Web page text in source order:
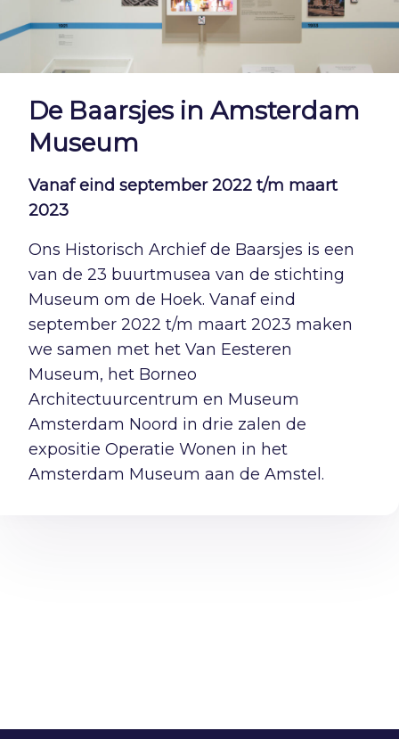
De Baarsjes in Amsterdam
Museum
Vanaf eind september 2022 t/m maart
2023
Ons Historisch Archief de Baarsjes is een
van de 23 buurtmusea van de stichting
Museum om de Hoek. Vanaf eind
september 2022 t/m maart 2023 maken
we samen met het Van Eesteren
Museum, het Borneo
Architectuurcentrum en Museum
Amsterdam Noord in drie zalen de
expositie Operatie Wonen in het
Amsterdam Museum aan de Amstel.